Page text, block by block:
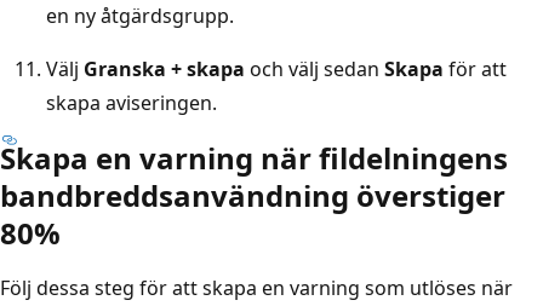
en ny åtgärdsgrupp.
Välj Granska + skapa och välj sedan Skapa för att
skapa aviseringen.
Skapa en varning när fildelningens
bandbreddsanvändning överstiger
80%
Följ dessa steg för att skapa en varning som utlöses när